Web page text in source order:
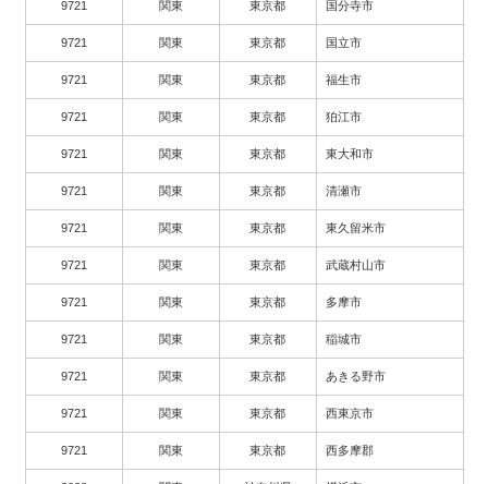
9721 関東 東京都 国分寺市
9721 関東 東京都 国立市
9721 関東 東京都 福生市
9721 関東 東京都 狛江市
9721 関東 東京都 東大和市
9721 関東 東京都 清瀬市
9721 関東 東京都 東久留米市
9721 関東 東京都 武蔵村山市
9721 関東 東京都 多摩市
9721 関東 東京都 稲城市
9721 関東 東京都 あきる野市
9721 関東 東京都 西東京市
9721 関東 東京都 西多摩郡